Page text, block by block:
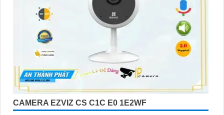
CAMERA EZVIZ CS C1C E0 1E2WF